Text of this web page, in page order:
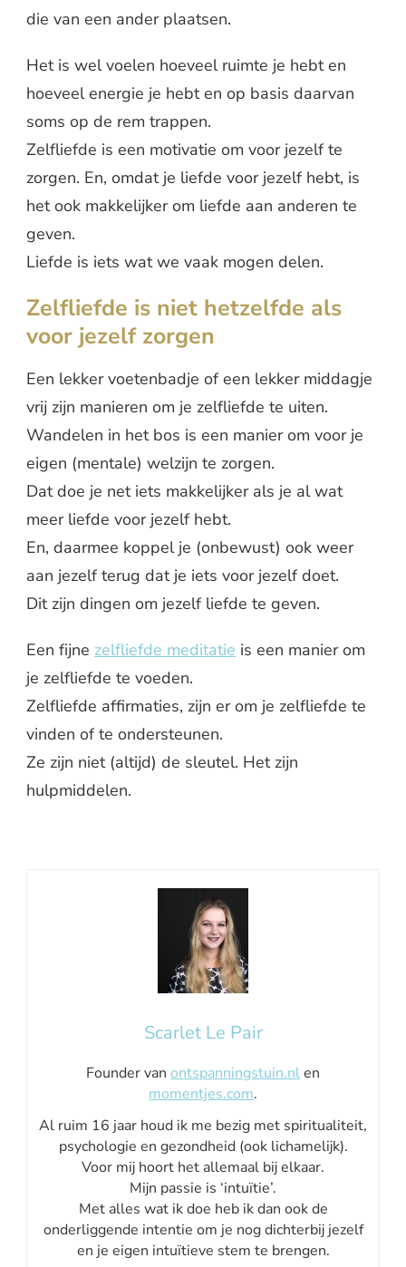
die van een ander plaatsen.
Het is wel voelen hoeveel ruimte je hebt en
hoeveel energie je hebt en op basis daarvan
soms op de rem trappen.
Zelfliefde is een motivatie om voor jezelf te
zorgen. En, omdat je liefde voor jezelf hebt, is
het ook makkelijker om liefde aan anderen te
geven.
Liefde is iets wat we vaak mogen delen.
Zelfliefde is niet hetzelfde als
voor jezelf zorgen
Een lekker voetenbadje of een lekker middagje
vrij zijn manieren om je zelfliefde te uiten.
Wandelen in het bos is een manier om voor je
eigen (mentale) welzijn te zorgen.
Dat doe je net iets makkelijker als je al wat
meer liefde voor jezelf hebt.
En, daarmee koppel je (onbewust) ook weer
aan jezelf terug dat je iets voor jezelf doet.
Dit zijn dingen om jezelf liefde te geven.
Een fijne zelfliefde meditatie is een manier om
je zelfliefde te voeden.
Zelfliefde affirmaties, zijn er om je zelfliefde te
vinden of te ondersteunen.
Ze zijn niet (altijd) de sleutel. Het zijn
hulpmiddelen.
Scarlet Le Pair
Founder van ontspanningstuin.nlen
momentjes.com.
Al ruim 16 jaar houd ik me bezig met spiritualiteit,
psychologie en gezondheid (ook lichamelijk).
Voor mij hoort het allemaal bij elkaar.
Mijn passie is ‘intuïtie’.
Met alles wat ik doe heb ik dan ook de
onderliggende intentie om je nog dichterbij jezelf
en je eigen intuïtieve stem te brengen.